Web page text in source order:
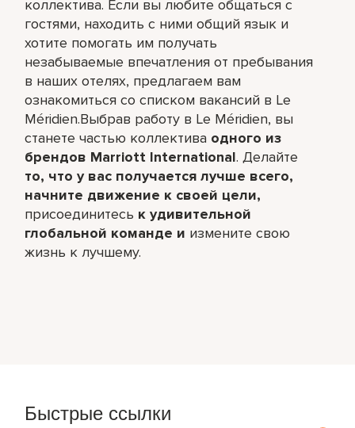
коллектива. Если вы любите общаться с
гостями, находить с ними общий язык и
хотите помогать им получать
незабываемые впечатления от пребывания
в наших отелях, предлагаем вам
ознакомиться со списком вакансий в Le
Méridien.Выбрав работу в Le Méridien, вы
станете частью коллектива одного из
брендов Marriott International. Делайте
то, что у вас получается лучше всего,​
начните движение к своей цели,
присоединитесь к удивительной
глобальной команде и измените свою
жизнь к лучшему.
Быстрые ссылки